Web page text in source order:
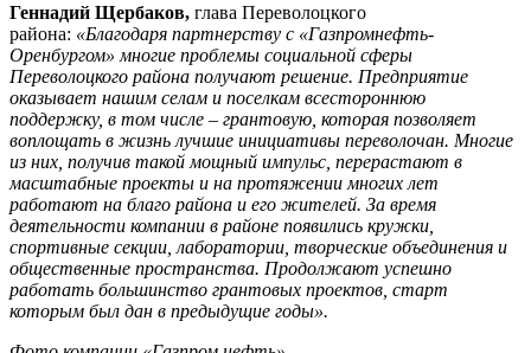
Геннадий Щербаков, глава Переволоцкого
района: «Благодаря партнерству с «Газпромнефть-
Оренбургом» многие проблемы социальной сферы
Переволоцкого района получают решение. Предприятие
оказывает нашим селам и поселкам всестороннюю
поддержку, в том числе – грантовую, которая позволяет
воплощать в жизнь лучшие инициативы переволочан. Многие
из них, получив такой мощный импульс, перерастают в
масштабные проекты и на протяжении многих лет
работают на благо района и его жителей. За время
деятельности компании в районе появились кружки,
спортивные секции, лаборатории, творческие объединения и
общественные пространства. Продолжают успешно
работать большинство грантовых проектов, старт
которым был дан в предыдущие годы».